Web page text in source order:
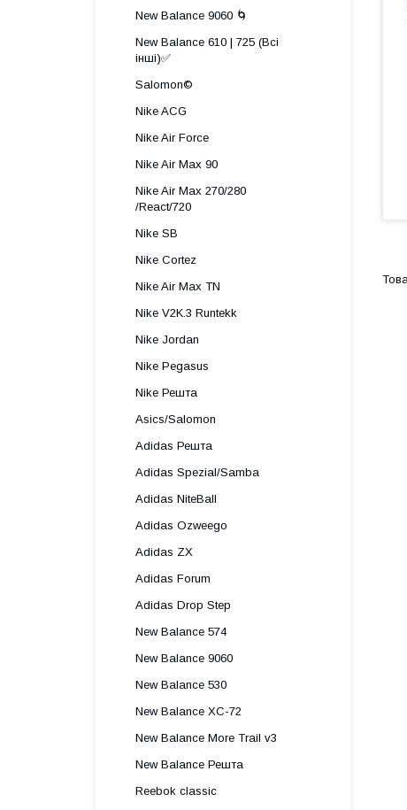
New Balance 9060 🌀
New Balance 610 | 725 (Всі
інші)✅
Salomon©️
Nike ACG
Nike Air Force
Nike Air Max 90
Nike Air Max 270/280
/React/720
Nike SB
Nike Cortez
Nike Air Max TN
Nike V2K.3 Runtekk
Nike Jordan
Nike Pegasus
Nike Решта
Asics/Salomon
Adidas Решта
Adidas Spezial/Samba
Adidas NiteBall
Adidas Ozweego
Adidas ZX
Adidas Forum
Adidas Drop Step
New Balance 574
New Balance 9060
New Balance 530
New Balance XC-72
New Balance More Trail v3
New Balance Решта
Reebok classic